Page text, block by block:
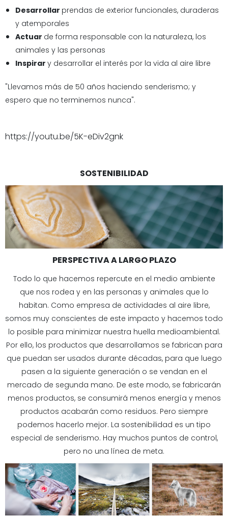
Desarrollar prendas de exterior funcionales, duraderas
y atemporales
Actuar de forma responsable con la naturaleza, los
animales y las personas
Inspirar y desarrollar el interés por la vida al aire libre
"Llevamos más de 50 años haciendo senderismo; y
espero que no terminemos nunca".
https://youtu.be/5K-eDiv2gnk
SOSTENIBILIDAD
PERSPECTIVA A LARGO PLAZO
Todo lo que hacemos repercute en el medio ambiente
que nos rodea y en las personas y animales que lo
habitan. Como empresa de actividades al aire libre,
somos muy conscientes de este impacto y hacemos todo
lo posible para minimizar nuestra huella medioambiental.
Por ello, los productos que desarrollamos se fabrican para
que puedan ser usados durante décadas, para que luego
pasen a la siguiente generación o se vendan en el
mercado de segunda mano. De este modo, se fabricarán
menos productos, se consumirá menos energía y menos
productos acabarán como residuos. Pero siempre
podemos hacerlo mejor. La sostenibilidad es un tipo
especial de senderismo. Hay muchos puntos de control,
pero no una línea de meta.